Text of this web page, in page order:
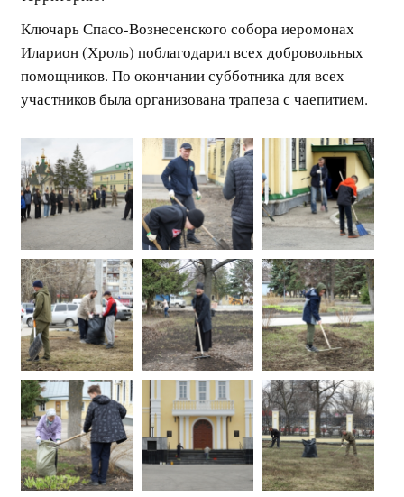
Ключарь Спасо-Вознесенского собора иеромонах
Иларион (Хроль) поблагодарил всех добровольных
помощников. По окончании субботника для всех
участников была организована трапеза с чаепитием.